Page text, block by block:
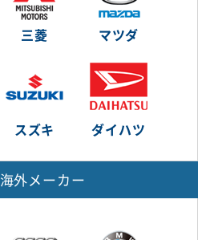
三菱 マツダ
スズキ ダイハツ
海外メーカー